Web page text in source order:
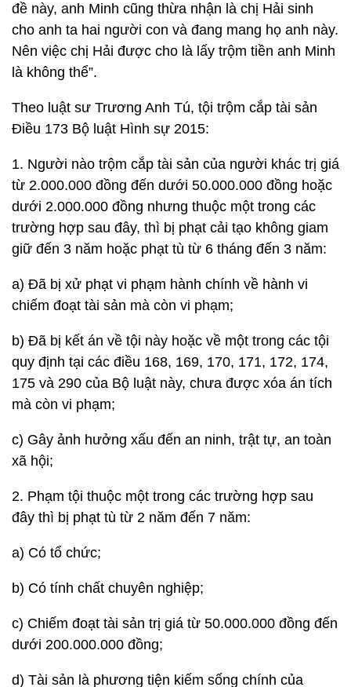
đề này, anh Minh cũng thừa nhận là chị Hải sinh
cho anh ta hai người con và đang mang họ anh này.
Nên việc chị Hải được cho là lấy trộm tiền anh Minh
là không thể”.
Theo luật sư Trương Anh Tú, tội trộm cắp tài sản
Điều 173 Bộ luật Hình sự 2015:
1. Người nào trộm cắp tài sản của người khác trị giá
từ 2.000.000 đồng đến dưới 50.000.000 đồng hoặc
dưới 2.000.000 đồng nhưng thuộc một trong các
trường hợp sau đây, thì bị phạt cải tạo không giam
giữ đến 3 năm hoặc phạt tù từ 6 tháng đến 3 năm:
a) Đã bị xử phạt vi phạm hành chính về hành vi
chiếm đoạt tài sản mà còn vi phạm;
b) Đã bị kết án về tội này hoặc về một trong các tội
quy định tại các điều 168, 169, 170, 171, 172, 174,
175 và 290 của Bộ luật này, chưa được xóa án tích
mà còn vi phạm;
c) Gây ảnh hưởng xấu đến an ninh, trật tự, an toàn
xã hội;
2. Phạm tội thuộc một trong các trường hợp sau
đây thì bị phạt tù từ 2 năm đến 7 năm:
a) Có tổ chức;
b) Có tính chất chuyên nghiệp;
c) Chiếm đoạt tài sản trị giá từ 50.000.000 đồng đến
dưới 200.000.000 đồng;
d) Tài sản là phương tiện kiếm sống chính của